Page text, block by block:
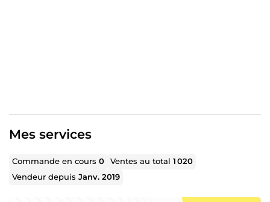
Mes services
Commande en cours0 Ventes au total1 020
Vendeur depuisJanv. 2019